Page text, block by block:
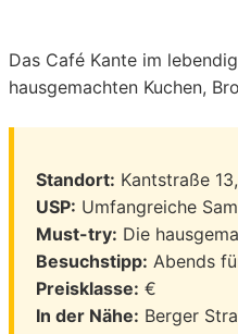
Das Café Kante im
hausgemachten Kuchen,
Standort: Kantstraße
USP: Umfangreiche
Must-try: Die
Besuchstipp: Abends
Preisklasse: €
In der Nähe: Berger